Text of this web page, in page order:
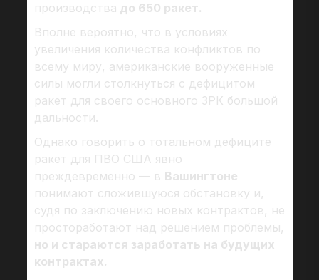
производства до 650 ракет.
Вполне вероятно, что в условиях
увеличения количества конфликтов по
всему миру, американские вооруженные
силы могли столкнуться с дефицитом
ракет для своего основного ЗРК большой
дальности.
Однако говорить о тотальном дефиците
ракет для ПВО США явно
преждевременно — в Вашингтоне
понимают сложившуюся обстановку и,
судя по заключению новых контрактов, не
простоработают над решением проблемы,
но и стараются заработать на будущих
контрактах.